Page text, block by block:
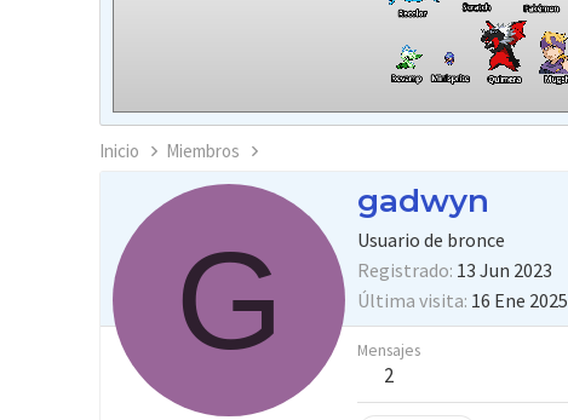
Inicio Miembros
G
gadwyn
Usuario de bronce
Registrado 13 Jun 2023
Última visita 16 Ene 2025
Mensajes
2